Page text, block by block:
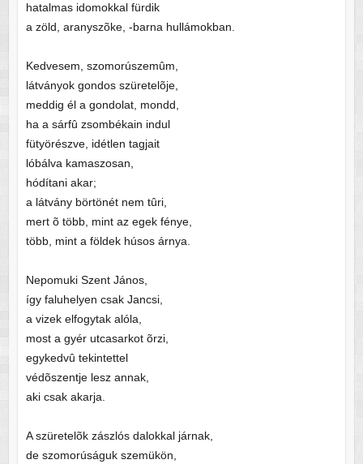
hatalmas idomokkal fürdik
a zöld, aranyszõke, -barna hullámokban.
Kedvesem, szomorúszemûm,
látványok gondos szüretelõje,
meddig él a gondolat, mondd,
ha a sárfû zsombékain indul
fütyörészve, idétlen tagjait
lóbálva kamaszosan,
hódítani akar;
a látvány börtönét nem tûri,
mert õ több, mint az egek fénye,
több, mint a földek húsos árnya.
Nepomuki Szent János,
így faluhelyen csak Jancsi,
a vizek elfogytak alóla,
most a gyér utcasarkot õrzi,
egykedvû tekintettel
védõszentje lesz annak,
aki csak akarja.
A szüretelõk zászlós dalokkal járnak,
de szomorúságuk szemükön,